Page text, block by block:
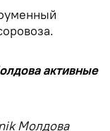
активные
Молдова